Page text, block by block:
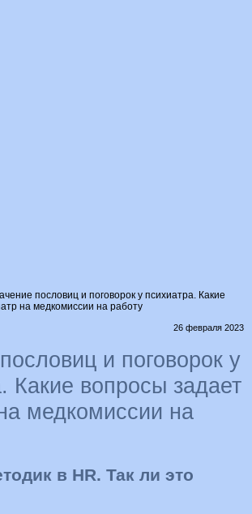
пословиц и поговорок у психиатра. Какие
на медкомиссии на работу
26 февраля 2023
и поговорок у
Какие вопросы задает
медкомиссии на
в HR. Так ли это